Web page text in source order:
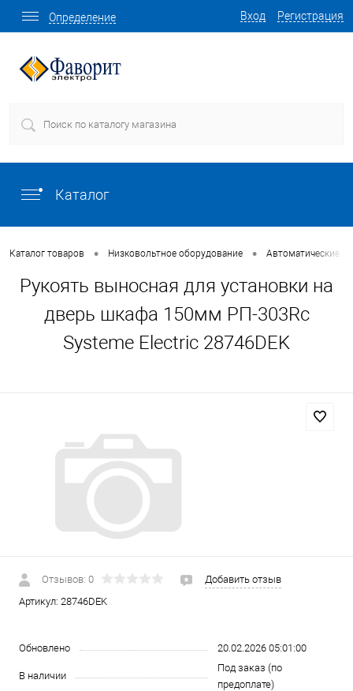
Вход Регистрация
Определение
Каталог
Каталог товаров • Низковольтное оборудование • Автоматические
Рукоять выносная для установки на
дверь шкафа 150мм РП-303Rc
Systeme Electric 28746DEK
Отзывов: 0
Добавить отзыв
Артикул: 28746DEK
Обновлено 20.02.2026 05:01:00
В наличии
Под заказ (по
предоплате)